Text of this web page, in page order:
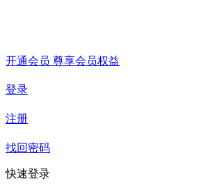
开通会员 尊享会员权益
登录
注册
找回密码
快速登录